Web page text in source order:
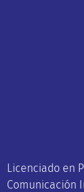
Licenciado en
Comunicación